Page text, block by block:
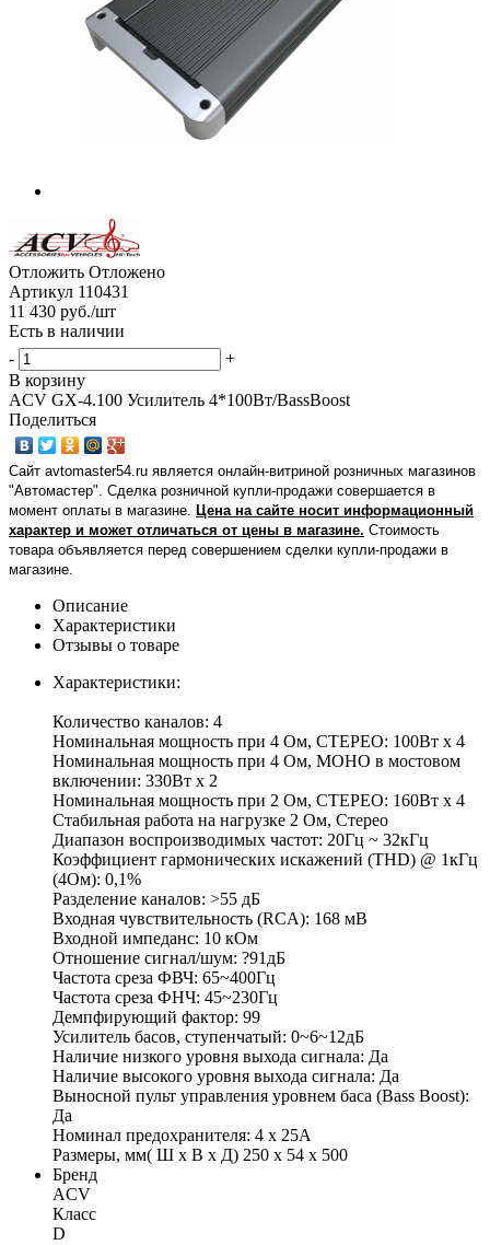
Отложить Отложено
Артикул 110431
11 430 руб./шт
Есть в наличии
-
+
В корзину
ACV GX-4.100 Усилитель 4*100Вт/BassBoost
Поделиться
Сайт avtomaster54.ru является онлайн-витриной розничных магазинов
"Автомастер". Сделка розничной купли-продажи совершается в
момент оплаты в магазине.
Цена на сайте носит информационный
характер и может отличаться от цены в магазине. Стоимость
товара объявляется перед совершением сделки купли-продажи в
магазине
Описание
Характеристики
Отзывы о товаре
Характеристики:
Количество каналов: 4
Номинальная мощность при 4 Ом, СТЕРЕО: 100Вт x 4
Номинальная мощность при 4 Ом, МОНО в мостовом
включении: 330Вт x 2
Номинальная мощность при 2 Ом, СТЕРЕО: 160Вт x 4
Стабильная работа на нагрузке 2 Ом, Стерео
Диапазон воспроизводимых частот: 20Гц ~ 32кГц
Коэффициент гармонических искажений (THD) @ 1кГц
(4Ом): 0,1%
Разделение каналов: >55 дБ
Входная чувствительность (RCA): 168 мВ
Входной импеданс: 10 кОм
Отношение сигнал/шум: ?91дБ
Частота среза ФВЧ: 65~400Гц
Частота среза ФНЧ: 45~230Гц
Демпфирующий фактор: 99
Усилитель басов, ступенчатый: 0~6~12дБ
Наличие низкого уровня выхода сигнала: Да
Наличие высокого уровня выхода сигнала: Да
Выносной пульт управления уровнем баса (Bass Boost):
Да
Номинал предохранителя: 4 x 25А
Размеры, мм( Ш x В x Д) 250 x 54 x 500
Бренд
ACV
Класс
D